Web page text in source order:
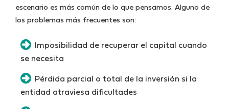
escenario es más común de lo que pensamos. Alguno de
los problemas más frecuentes son:
Imposibilidad de recuperar el capital cuando
se necesita
Pérdida parcial o total de la inversión si la
entidad atraviesa dificultades